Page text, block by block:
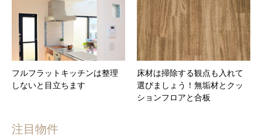
フルフラットキッチンは整理
しないと目立ちます
床材は掃除する観点も入れて
選びましょう！無垢材とクッ
ションフロアと合板
注目物件